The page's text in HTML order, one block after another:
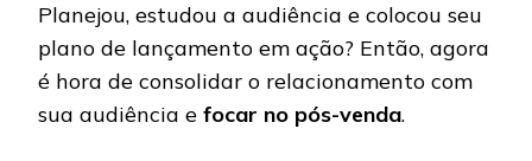
Planejou, estudou a audiência e colocou seu
plano de lançamento em ação? Então, agora
é hora de consolidar o relacionamento com
sua audiência e focar no pós-venda.